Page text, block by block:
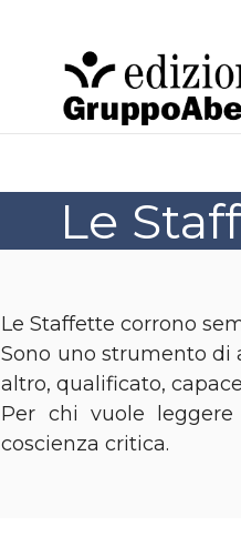
Le
Le Staffette corrono
Sono uno strumento di
altro, qualificato,
Per chi vuole
coscienza critica.